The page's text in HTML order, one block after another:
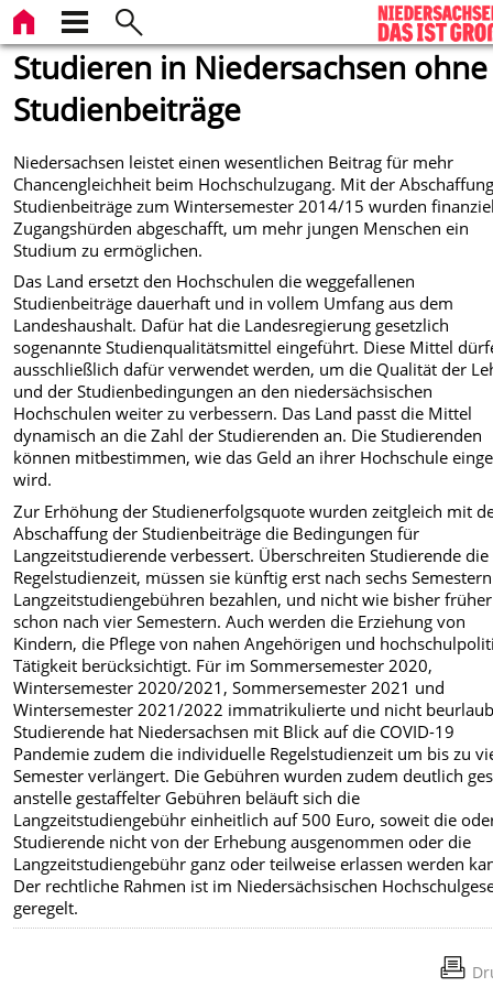
Studieren in Niedersachsen ohne
Studienbeiträge
Niedersachsen leistet einen wesentlichen Beitrag für mehr
Chancengleichheit beim Hochschulzugang. Mit der
Studienbeiträge zum Wintersemester 2014/15 wurden
Zugangshürden abgeschafft, um mehr jungen Menschen ein
Studium zu ermöglichen.
Das Land ersetzt den Hochschulen die weggefallenen
Studienbeiträge dauerhaft und in vollem Umfang aus dem
Landeshaushalt. Dafür hat die Landesregierung gesetzlich
sogenannte Studienqualitätsmittel eingeführt. Diese Mittel
ausschließlich dafür verwendet werden, um die Qualität der
und der Studienbedingungen an den niedersächsischen
Hochschulen weiter zu verbessern. Das Land passt die Mittel
dynamisch an die Zahl der Studierenden an. Die Studierenden
können mitbestimmen, wie das Geld an ihrer Hochschule
wird.
Zur Erhöhung der Studienerfolgsquote wurden zeitgleich mit
Abschaffung der Studienbeiträge die Bedingungen für
Langzeitstudierende verbessert. Überschreiten Studierende die
Regelstudienzeit, müssen sie künftig erst nach sechs Semestern
Langzeitstudiengebühren bezahlen, und nicht wie bisher früher
schon nach vier Semestern. Auch werden die Erziehung von
Kindern, die Pflege von nahen Angehörigen und
Tätigkeit berücksichtigt. Für im Sommersemester 2020,
Wintersemester 2020/2021, Sommersemester 2021 und
Wintersemester 2021/2022 immatrikulierte und nicht
Studierende hat Niedersachsen mit Blick auf die COVID-19
Pandemie zudem die individuelle Regelstudienzeit um bis zu
Semester verlängert. Die Gebühren wurden zudem deutlich
anstelle gestaffelter Gebühren beläuft sich die
Langzeitstudiengebühr einheitlich auf 500 Euro, soweit die
Studierende nicht von der Erhebung ausgenommen oder die
Langzeitstudiengebühr ganz oder teilweise erlassen werden
Der rechtliche Rahmen ist im Niedersächsischen
geregelt.